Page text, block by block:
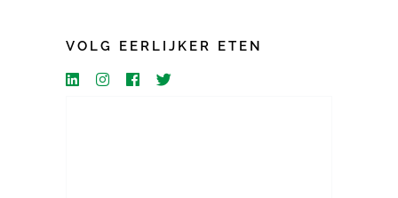
VOLG EERLIJKER ETEN